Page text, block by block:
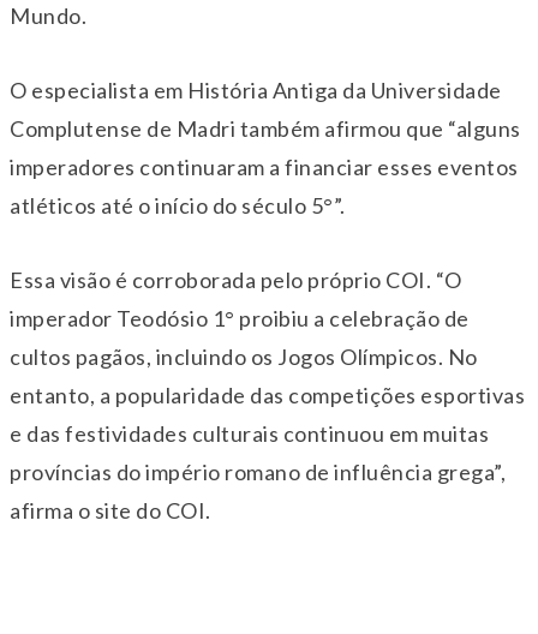
Mundo.
O especialista em História Antiga da Universidade
Complutense de Madri também afirmou que “alguns
imperadores continuaram a financiar esses eventos
atléticos até o início do século 5°”.
Essa visão é corroborada pelo próprio COI. “O
imperador Teodósio 1° proibiu a celebração de
cultos pagãos, incluindo os Jogos Olímpicos. No
entanto, a popularidade das competições esportivas
e das festividades culturais continuou em muitas
províncias do império romano de influência grega”,
afirma o site do COI.